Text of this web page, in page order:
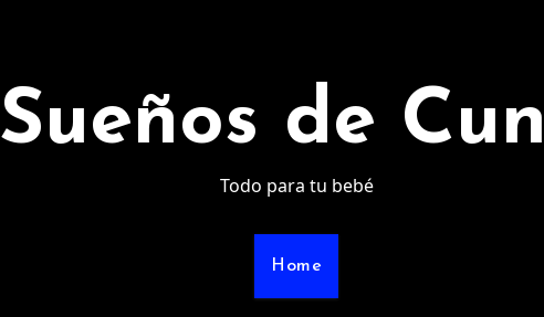
Sueños de
Todo para tu bebé
Home